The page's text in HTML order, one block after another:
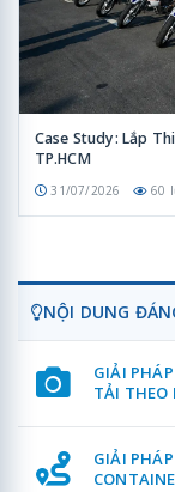
Case Study: Lắp
TP.HCM
31/07/2026 60
NỘI DUNG
GIẢI
TẢI
GIẢI